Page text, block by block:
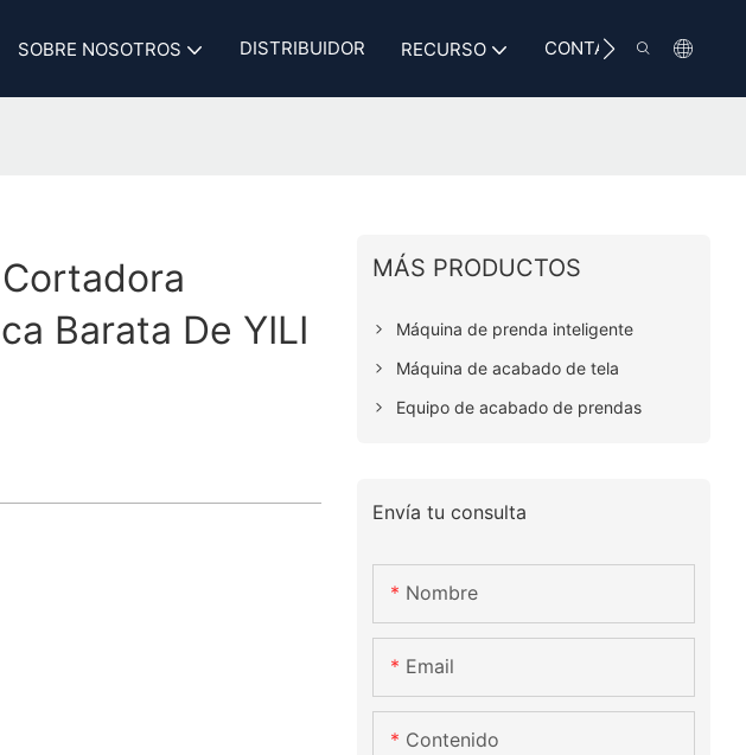
SOBRE NOSOTROS DISTRIBUIDOR RECURSO CONTACTO
Barata De YILI
MÁS PRODUCTOS
Máquina de prenda inteligente
Máquina de acabado de tela
Equipo de acabado de prendas
Envía tu consulta
Nombre
Email
Contenido